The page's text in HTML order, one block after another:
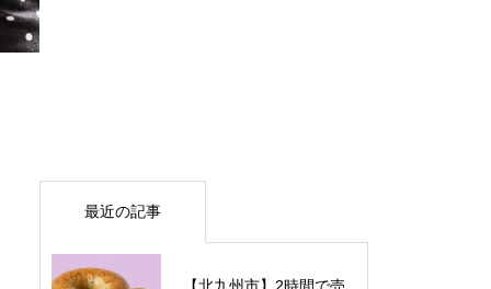
最近の記事